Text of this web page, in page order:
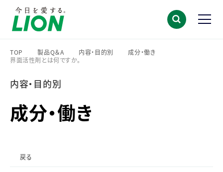
TOP
>
製品Q＆A
>
内容・目的別
成分・働き
界面活性剤とは何ですか。
内容・目的別
成分・働き
戻る